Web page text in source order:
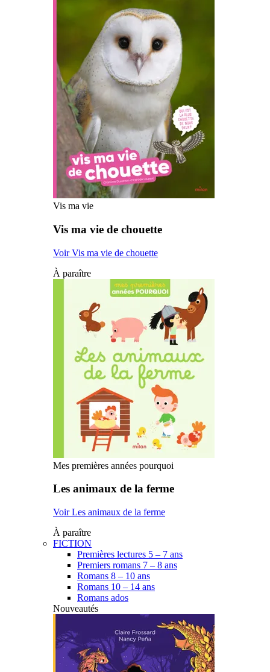
Vis ma vie
Vis ma vie de chouette
Voir Vis ma vie de chouette
À paraître
Mes premières années pourquoi
Les animaux de la ferme
Voir Les animaux de la ferme
À paraître
FICTION
Premières lectures 5 – 7 ans
Premiers romans 7 – 8 ans
Romans 8 – 10 ans
Romans 10 – 14 ans
Romans ados
Nouveautés